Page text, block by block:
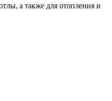
а также для отопления и